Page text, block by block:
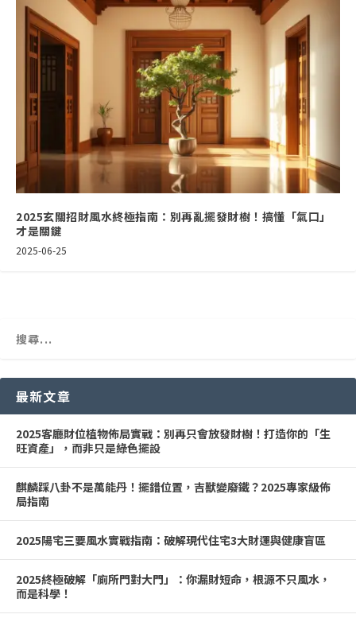
2025玄關招財風水終極指南：別再亂擺發財樹！搞懂「氣口」
才是關鍵
2025-06-25
最新文章
2025客廳財位植物佈局實戰：別再只會放發財樹！打造你的「生
旺資產」，而非只是綠色擺設
麒麟踩八卦不是萬能丹！擺錯位置，吉獸變廢鐵？2025專家級佈
局指南
2025陽宅三要風水實戰指南：破解現代住宅3大財運與健康盲區
2025終極破解「廁所門對大門」：你漏財短命，根源不只風水，
而是科學！